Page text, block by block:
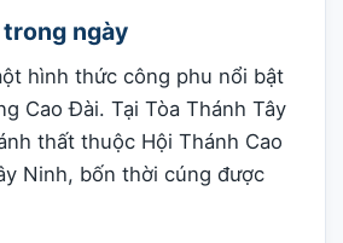
ngày
hình thức công phu nổi bật
Cao Đài. Tại Tòa Thánh Tây
thất thuộc Hội Thánh Cao
Ninh, bốn thời cúng được